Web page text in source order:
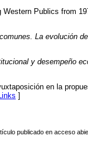
Western Publics from
La evolución
y desempeño
en la
]
publicado en acceso